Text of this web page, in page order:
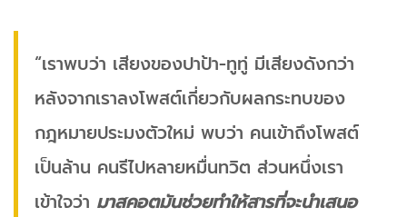
“เราพบว่า เสียงของปาป้า-ทูทู่ มีเสียงดังกว่า
หลังจากเราลงโพสต์เกี่ยวกับผลกระทบของ
กฎหมายประมงตัวใหม่ พบว่า คนเข้าถึงโพสต์
เป็นล้าน คนรีไปหลายหมื่นทวิต ส่วนหนึ่งเรา
เข้าใจว่า มาสคอตมันช่วยทำให้สารที่จะนำเสนอ